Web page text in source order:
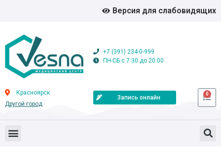
Версия для слабовидящих
+7 (391) 234-0-999
ПН-СБ с 7:30 до 20:00
Красноярск
Другой город
Запись онлайн
0